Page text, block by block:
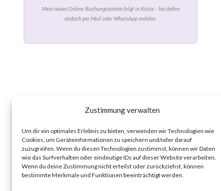
Zustimmung verwalten
Um dir ein optimales Erlebnis zu bieten, verwenden wir Technologien wie
Cookies, um Geräteinformationen zu speichern und/oder darauf
zuzugreifen. Wenn du diesen Technologien zustimmst, können wir Daten
wie das Surfverhalten oder eindeutige IDs auf dieser Website verarbeiten.
Wenn du deine Zustimmung nicht erteilst oder zurückziehst, können
bestimmte Merkmale und Funktionen beeinträchtigt werden.
Mein neues Online-Buchungssystem folgt in Kürze – bis dahin
einfach per Mail oder WhatsApp melden.
Dein Körper, gut begleitet
Ob kleine Routine zuhause oder gezielte Behandlung
bei Beschwerden – dein Lymphsystem darf
Unterstützung bekommen, in jeder Form, die zu dir